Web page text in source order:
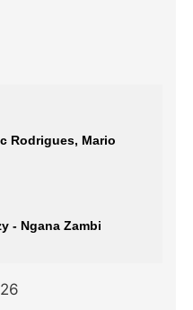
Rodrigues, Mario
- Ngana Zambi